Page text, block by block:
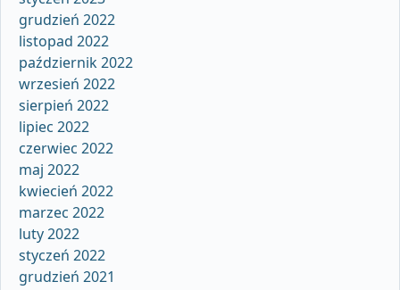
grudzień 2022
listopad 2022
październik 2022
wrzesień 2022
sierpień 2022
lipiec 2022
czerwiec 2022
maj 2022
kwiecień 2022
marzec 2022
luty 2022
styczeń 2022
grudzień 2021